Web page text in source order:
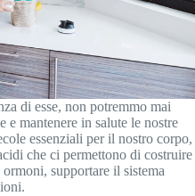
di esse, non potremmo mai
mantenere in salute le nostre
essenziali per il nostro corpo,
che ci permettono di costruire
supportare il sistema